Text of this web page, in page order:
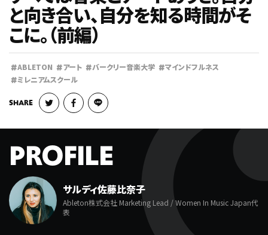
と向き合い、自分を知る時間がそ
こに。（前編）
#ABLETON #アート #バークリー音楽大学 #マインドフルネス
#ミレニアムスクール
SHARE
PROFILE
サルディ佐藤比奈子
Ableton株式会社 Marketing Lead / Women In Music Japan代
表
SCHOOL
学校について
NEWS
お知らせ
© O-DRIVE all rights reserved.
FOLLOW US